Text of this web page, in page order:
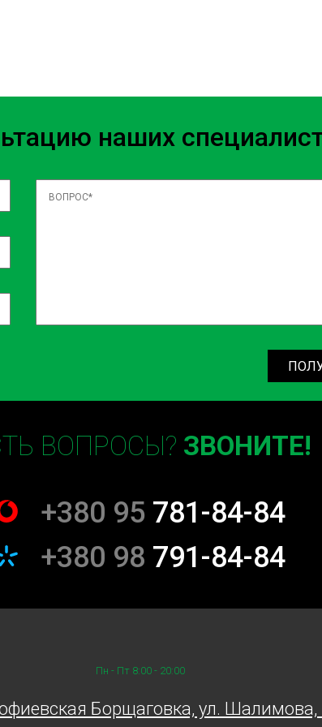
temporibus explicabo
corrupti aut
magnam,
наших
ВОПРОСЫ? ЗВОНИТЕ!
+380 95 781-84-84
+380 98 791-84-84
Пн - Пт 8:00 - 20:00
Борщаговка, ул. Шалимова,